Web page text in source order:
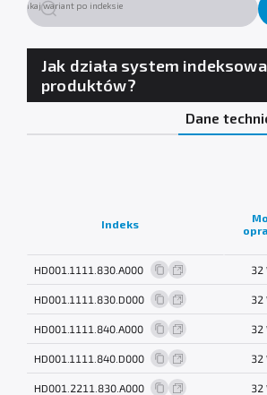
Jak działa system
produktów?
Dane
Indeks
HD001.1111.830.A000 32
HD001.1111.830.D000 32
HD001.1111.840.A000 32
HD001.1111.840.D000 32
HD001.2211.830.A000 32